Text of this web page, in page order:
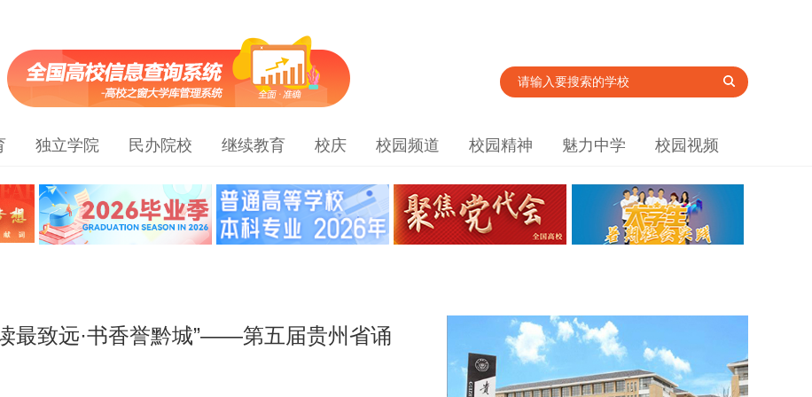
独立学院 民办院校 继续教育 校庆 校园频道 校园精神 魅力中学 校园视频
最致远·书香誉黔城”——第五届贵州省诵